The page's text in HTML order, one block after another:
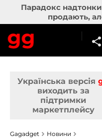
Парадокс
продають,
Українська версія
виходить за
підтримки
маркетплейсу
Gagadget Новини